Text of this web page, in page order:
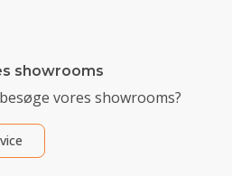
showrooms
vores showrooms?